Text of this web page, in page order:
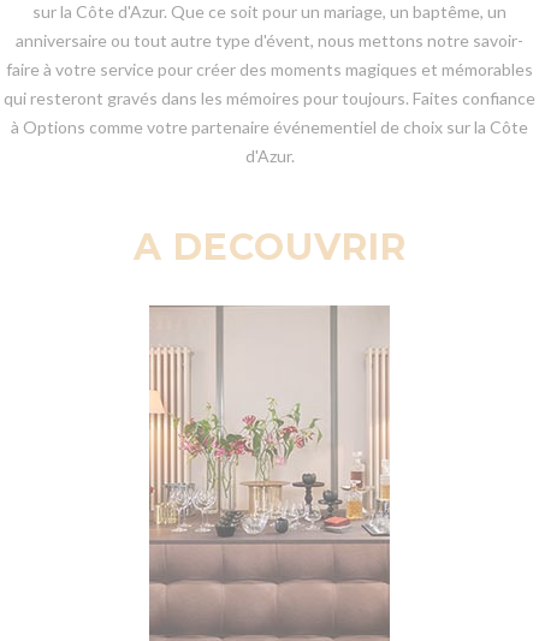
sur la Côte d'Azur. Que ce soit pour un mariage, un baptême, un
anniversaire ou tout autre type d'évent, nous mettons notre savoir-
faire à votre service pour créer des moments magiques et mémorables
qui resteront gravés dans les mémoires pour toujours. Faites confiance
à Options comme votre partenaire événementiel de choix sur la Côte
d'Azur.
A DECOUVRIR